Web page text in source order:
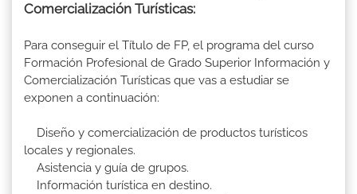
Comercialización Turísticas:
Para conseguir el Título de FP, el programa del curso
Formación Profesional de Grado Superior Información y
Comercialización Turísticas que vas a estudiar se
exponen a continuación:
Diseño y comercialización de productos turísticos
locales y regionales.
Asistencia y guía de grupos.
Información turística en destino.